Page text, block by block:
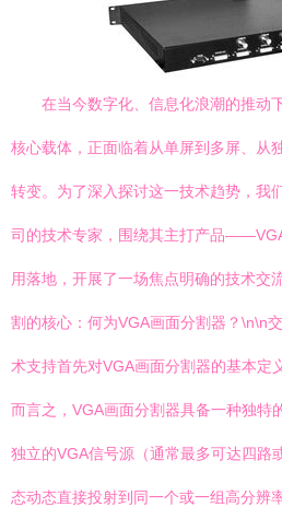
在当今数字化、信息化浪潮的推动
核心载体，正面临着从单屏到多屏、从
转变。为了深入探讨这一技术趋势，我
司的技术专家，围绕其主打产品
用落地，开展了一场焦点明确的技术交
割的核心：何为VGA画面分割器？\n\n
术支持首先对VGA画面分割器的基本定
而言之，VGA画面分割器具备一种独特
独立的VGA信号源（通常最多可达四路
态动态直接投射到同一个或一组高分辨